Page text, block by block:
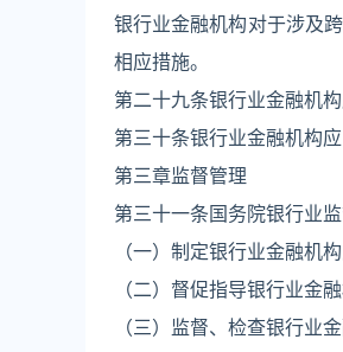
银行业金融机构对于涉及
相应措施。
第二十九条银行业金融机
第三十条银行业金融机构
第三章监督管理
第三十一条国务院银行业
（一）制定银行业金融机
（二）督促指导银行业金
（三）监督、检查银行业